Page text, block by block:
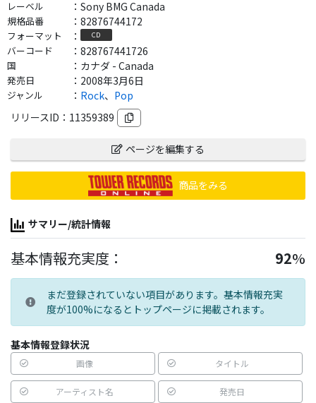
レーベル ： Sony BMG Canada
規格品番 ： 82876744172
フォーマット ： CD
バーコード ： 828767441726
国 ： カナダ - Canada
発売日 ： 2008年3月6日
ジャンル ： Rock、 Pop
リリースID： 11359389
ページを編集する
商品をみる
サマリー/統計情報
基本情報充実度： 92%
まだ登録されていない項目があります。基本情報充実
度が100%になるとトップページに掲載されます。
基本情報登録状況
画像 タイトル
アーティスト名 発売日